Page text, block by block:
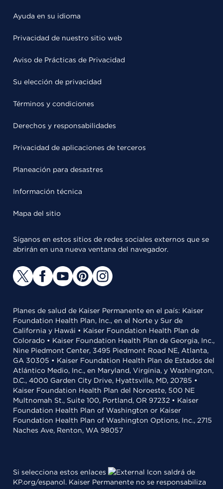
Ayuda en su idioma
Privacidad de nuestro sitio web
Aviso de Prácticas de Privacidad
Su elección de privacidad
Términos y condiciones
Derechos y responsabilidades
Privacidad de aplicaciones de terceros
Planeación para desastres
Información técnica
Mapa del sitio
Síganos en estos sitios de redes sociales externos que se
abrirán en una nueva ventana del navegador.
Planes de salud de Kaiser Permanente en el país: Kaiser
Foundation Health Plan, Inc., en el Norte y Sur de
California y Hawái • Kaiser Foundation Health Plan de
Colorado • Kaiser Foundation Health Plan de Georgia, Inc.,
Nine Piedmont Center, 3495 Piedmont Road NE, Atlanta,
GA 30305 • Kaiser Foundation Health Plan de Estados del
Atlántico Medio, Inc., en Maryland, Virginia, y Washington,
D.C., 4000 Garden City Drive, Hyattsville, MD, 20785 •
Kaiser Foundation Health Plan del Noroeste, 500 NE
Multnomah St., Suite 100, Portland, OR 97232 • Kaiser
Foundation Health Plan of Washington or Kaiser
Foundation Health Plan of Washington Options, Inc., 2715
Naches Ave, Renton, WA 98057
Si selecciona estos enlaces
saldrá de
KP.org/espanol. Kaiser Permanente no se responsabiliza